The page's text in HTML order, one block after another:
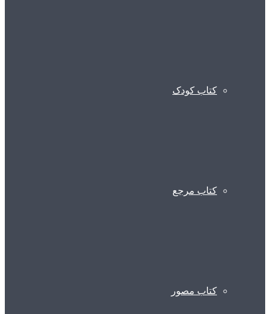
کتاب کودک
کتاب مرجع
کتاب مصور